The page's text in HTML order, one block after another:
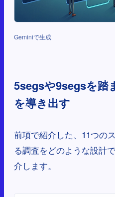
Geminiで生成
5segsや9segsを踏
を導き出す
前項で紹介した、11つの
る調査をどのような設計
介します。